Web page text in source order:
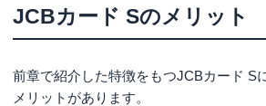
JCBカード Sのメリット
前章で紹介した特徴をもつJCBカード S
メリットがあります。